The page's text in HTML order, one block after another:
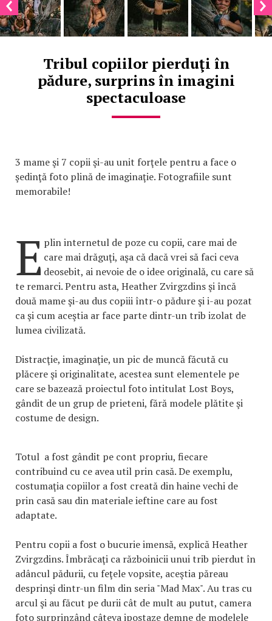
Tribul copiilor pierduţi în
pădure, surprins în imagini
spectaculoase
3 mame şi 7 copii şi-au unit forţele pentru a face o
şedinţă foto plină de imaginaţie. Fotografiile sunt
memorabile!
E plin internetul de poze cu copii, care mai de
care mai drăguţi, aşa că dacă vrei să faci ceva
deosebit, ai nevoie de o idee originală, cu care să
te remarci. Pentru asta, ​Heather Zvirgzdins şi încă
două mame şi-au dus copiii într-o pădure şi i-au pozat
ca şi cum aceştia ar face parte dintr-un trib izolat de
lumea civilizată.
Distracţie, imaginaţie, un pic de muncă făcută cu
plăcere şi originalitate, acestea sunt elementele pe
care se bazează proiectul foto intitulat Lost Boys,
gândit de un grup de prieteni, fără modele plătite şi
costume de design.
Totul a fost gândit pe cont propriu, fiecare
contribuind cu ce avea util prin casă. De exemplu,
costumaţia copiilor a fost creată din haine vechi de
prin casă sau din materiale ieftine care au fost
adaptate.
Pentru copii a fost o bucurie imensă, explică Heather
Zvirgzdins. Îmbrăcaţi ca războinicii unui trib pierdut în
adâncul pădurii, cu feţele vopsite, aceştia păreau
desprinşi dintr-un film din seria "Mad Max". Au tras cu
arcul şi au făcut pe durii cât de mult au putut, camera
foto surprinzând câteva ipostaze demne de modelele